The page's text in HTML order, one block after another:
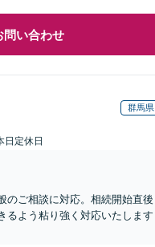
問い合わせ
群馬県
日定休日
のご相談に対応。相続開始直後
るよう粘り強く対応いたします